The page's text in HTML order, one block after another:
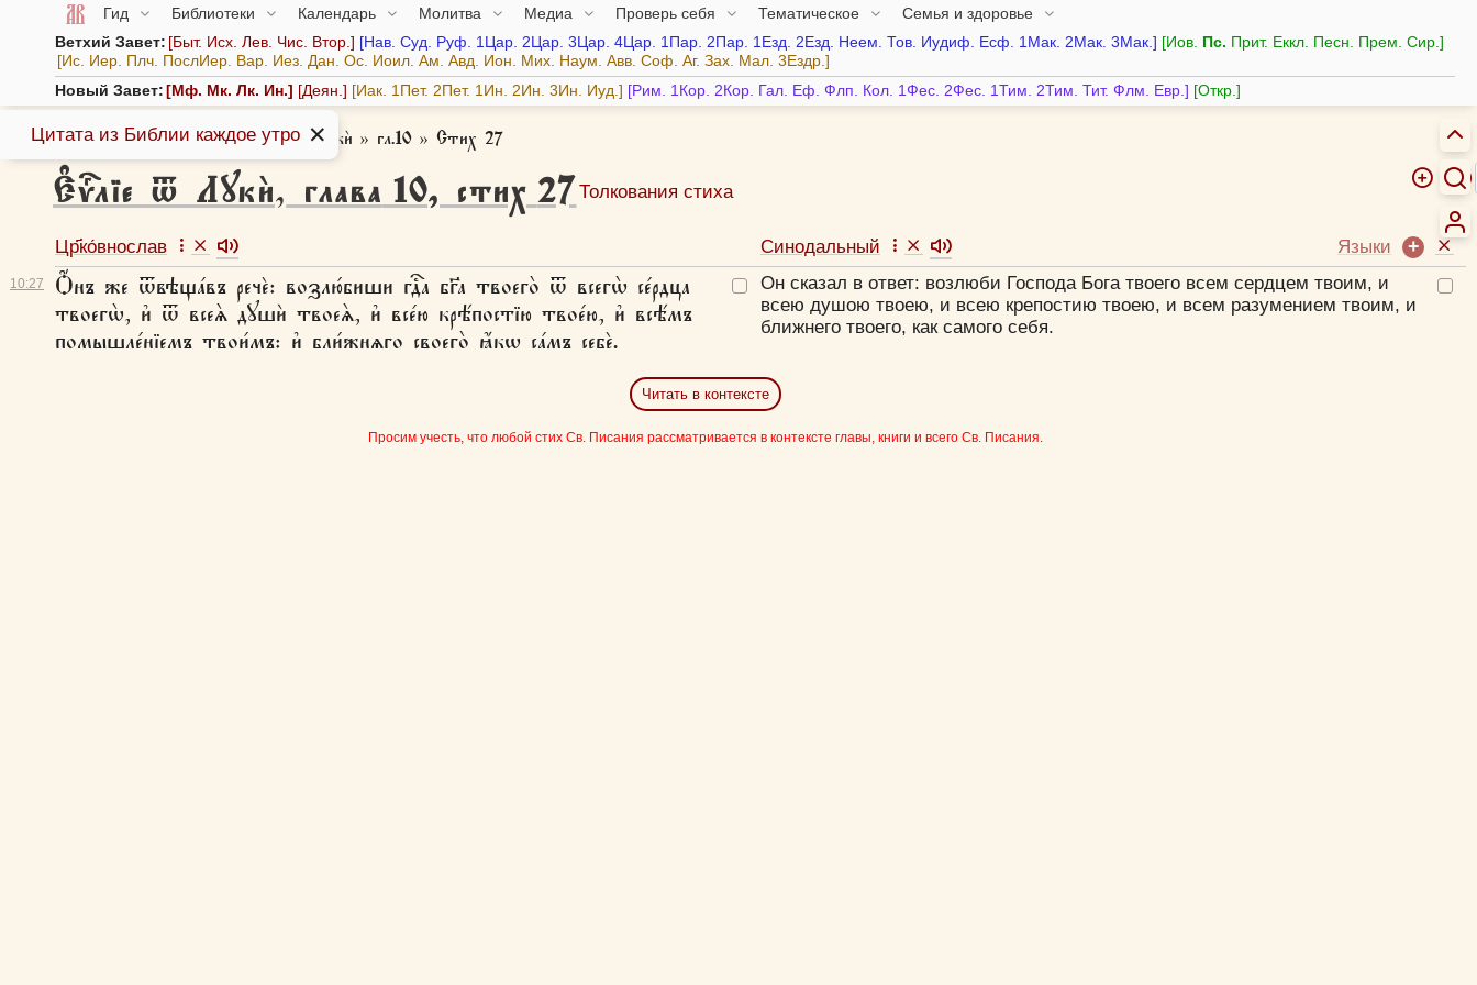
Гид Библиотеки Календарь Молитва Медиа Проверь себя Тематическое
Семья и здоровье
Ветхий Завет: Быт. Исх. Лев. Чис. Втор. Нав. Суд. Руф. 1Цар. 2Цар. 3Цар. 4Цар. 1Пар. 2Пар. 1Езд. 2Езд. Неем. Тов. Иудиф. Есф. 1Мак. 2Мак. 3Мак. Иов. Пс. Прит. Еккл. Песн. Прем. Сир.
Ис. Иер. Плч. ПослИер. Вар. Иез. Дан. Ос. Иоил. Ам. Авд. Ион. Мих. Наум. Авв. Соф. Аг. Зах. Мал. 3Ездр.
Новый Завет: Мф. Мк. Лк. Ин. Деян. Иак. 1Пет. 2Пет. 1Ин. 2Ин. 3Ин. Иуд. Рим. 1Кор. 2Кор. Гал. Еф. Флп. Кол. 1Фес. 2Фес. 1Тим. 2Тим. Тит. Флм. Евр. Откр.
Азбука веры » Библия »Є҆ѵⷢ҇лїе ѿ Лꙋкѝ » гл.10 » Стих 27
Є҆ѵⷢ҇лїе ѿ Лꙋкѝ, глава 10,стих 27Толкования стиха
10:27
Цр҃ко́внослав
Ѻ҆́нъ же ѿвѣща́въ речѐ: возлю́биши гдⷭ҇а бг҃а твоего̀ ѿ всегѡ̀ се́рдца
твоегѡ̀, и҆ ѿ всеѧ̀ дꙋшѝ твоеѧ̀, и҆ все́ю крѣ́постїю твое́ю, и҆ всѣ́мъ
помышле́нїемъ твои́мъ: и҆ бли́жнѧго своего̀ ꙗ҆́кѡ са́мъ себѐ.
Синодальный
Языки
Он сказал в ответ: возлюби Господа Бога твоего всем сердцем твоим, и
всею душою твоею, и всею крепостию твоею, и всем разумением твоим, и
ближнего твоего, как самого себя.
Читать в контексте
Просим учесть, что любой стих Св. Писания рассматривается в контексте главы, книги и всего Св. Писания.
Цитата из Библии каждое утро ✕